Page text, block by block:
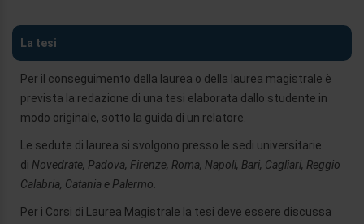
La tesi
Per il conseguimento della laurea o della laurea magistrale è
prevista la redazione di una tesi elaborata dallo studente in
modo originale, sotto la guida di un relatore.
Le sedute di laurea si svolgono presso le sedi universitarie
di Novedrate, Padova, Firenze, Roma, Napoli, Bari, Cagliari, Reggio
Calabria, Catania e Palermo.
Per i Corsi di Laurea Magistrale la tesi deve essere discussa